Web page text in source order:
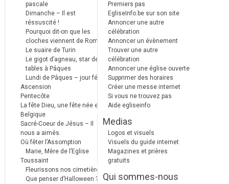
pascale
Dimanche – Il est
réssuscité !
Pourquoi dit-on que les
cloches viennent de Rome ?
Le suaire de Turin
Le gigot d’agneau, star des
tables à Pâques
Lundi de Pâques – jour férié
Ascension
Pentecôte
La fête Dieu, une fête née en
Belgique
Sacré-Coeur de Jésus – Il
nous a aimés.
Où fêter l’Assomption
Marie, Mère de l’Eglise
Toussaint
Fleurissons nos cimetières
Que penser d’Halloween ?
Premiers pas
EgliseInfo.be sur son site
Annoncer une autre
célébration
Annoncer un évènement
Trouver une autre
célébration
Annoncer une église ouverte
Supprimer des horaires
Créer une messe internet
Si vous ne trouvez pas
Aide egliseinfo
Medias
Logos et visuels
Visuels du guide internet
Magazines et prières
gratuits
Qui sommes-nous